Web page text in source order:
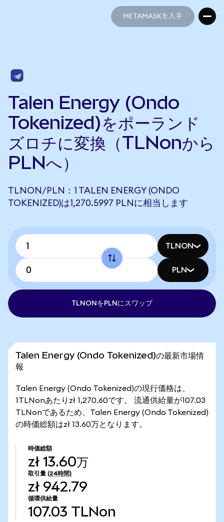
METAMASKを入手
Talen Energy (Ondo
Tokenized)をポーランド
ズロチに変換（TLNonから
PLNへ）
TLNON/PLN：1 TALEN ENERGY (ONDO
TOKENIZED)は1,270.5997 PLNに相当します
TLNON
PLN
TLNONをPLNにスワップ
Talen Energy (Ondo Tokenized)の最新市場情
報
Talen Energy (Ondo Tokenized)の現行価格は、
1TLNonあたりzł 1,270.60です。 流通供給量が107.03
TLNonであるため、Talen Energy (Ondo Tokenized)
の時価総額はzł 13.60万となります。
時価総額
zł 13.60万
取引量 (24時間)
zł 942.79
循環供給量
107.03 TLNon